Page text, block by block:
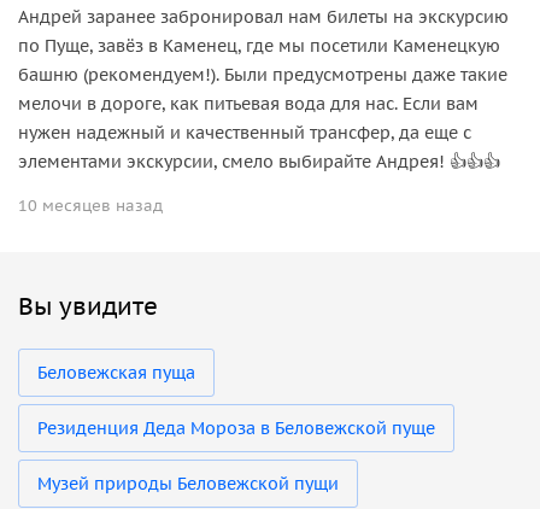
Андрей заранее забронировал нам билеты на экскурсию
по Пуще, завёз в Каменец, где мы посетили Каменецкую
башню (рекомендуем!). Были предусмотрены даже такие
мелочи в дороге, как питьевая вода для нас. Если вам
нужен надежный и качественный трансфер, да еще с
элементами экскурсии, смело выбирайте Андрея! 👍👍👍
10 месяцев назад
Вы увидите
Беловежская пуща
Резиденция Деда Мороза в Беловежской пуще
Музей природы Беловежской пущи